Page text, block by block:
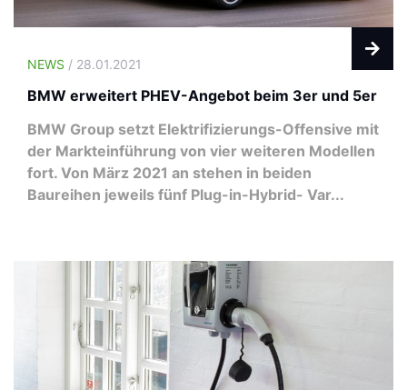
NEWS / 28.01.2021
BMW erweitert PHEV-Angebot beim 3er und 5er
BMW Group setzt Elektrifizierungs-Offensive mit
der Markteinführung von vier weiteren Modellen
fort. Von März 2021 an stehen in beiden
Baureihen jeweils fünf Plug-in-Hybrid- Var...